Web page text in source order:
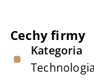
Cechy firmy
Kategoria